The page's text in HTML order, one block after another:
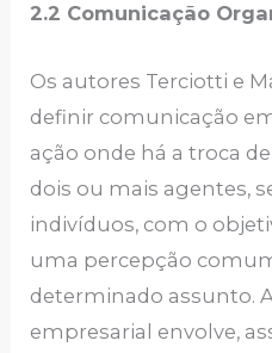
2.2 Comunicação
Os autores Terciotti e
definir comunicação
ação onde há a troca
dois ou mais agentes,
indivíduos, com o
uma percepção
determinado assunto.
empresarial envolve,